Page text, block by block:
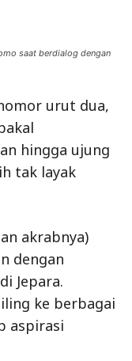
saat berdialog dengan
urut dua,
hingga ujung
tak layak
akrabnya)
dengan
Jepara.
ke berbagai
aspirasi